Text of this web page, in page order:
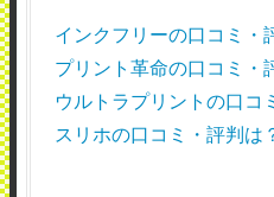
インクフリーの口コミ・
プリント革命の口コミ・
ウルトラプリントの口コ
スリホの口コミ・評判は